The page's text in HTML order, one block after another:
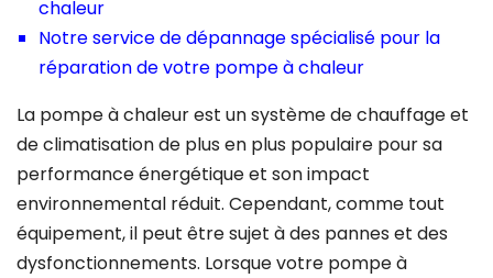
chaleur
Notre service de dépannage spécialisé pour la
réparation de votre pompe à chaleur
La pompe à chaleur est un système de chauffage et
de climatisation de plus en plus populaire pour sa
performance énergétique et son impact
environnemental réduit. Cependant, comme tout
équipement, il peut être sujet à des pannes et des
dysfonctionnements. Lorsque votre pompe à